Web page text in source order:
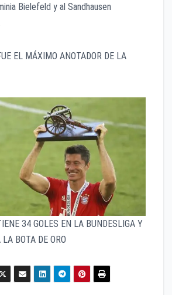
Bielefeld y al Sandhausen
EL MÁXIMO ANOTADOR DE LA
34 GOLES EN LA BUNDESLIGA Y
BOTA DE ORO